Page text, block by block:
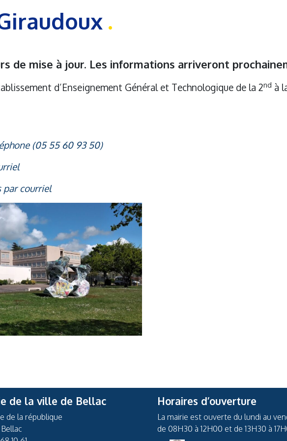
de mise à jour. Les informations arriveront
d’Enseignement Général et Technologique de la 2nd à
(05 55 60 93 50)
par courriel
de la ville de Bellac
de la république
Horaires d’ouverture
La mairie est ouverte du lundi au
de 08H30 à 12H00 et de 13H30 à